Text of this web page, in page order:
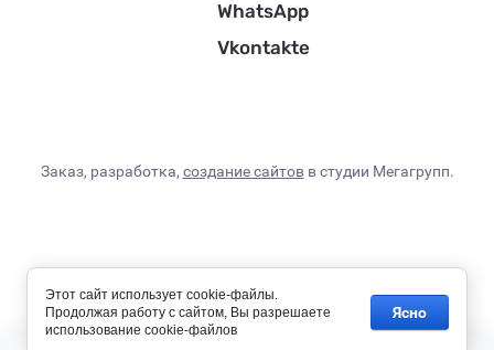
WhatsApp
Vkontakte
Заказ, разработка, создание сайтовв студии Мегагрупп.
Этот сайт использует cookie-файлы.
Продолжая работу с сайтом, Вы разрешаете
использование cookie-файлов
Ясно